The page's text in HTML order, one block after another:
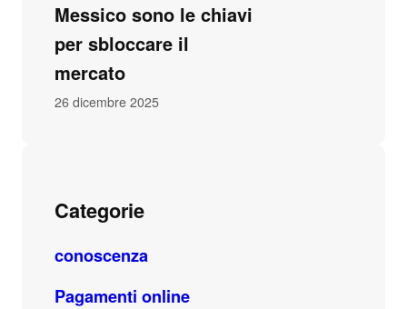
Messico sono le chiavi
per sbloccare il
mercato
26 dicembre 2025
Categorie
conoscenza
Pagamenti online